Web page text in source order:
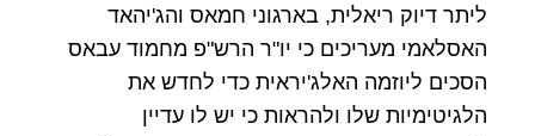
ליתר דיוק ריאלית, בארגוני חמאס והג'יהאד
האסלאמי מעריכים כי יו"ר הרש"פ מחמוד עבאס
הסכים ליוזמה האלג'יראית כדי לחדש את
הלגיטימיות שלו ולהראות כי יש לו עדיין